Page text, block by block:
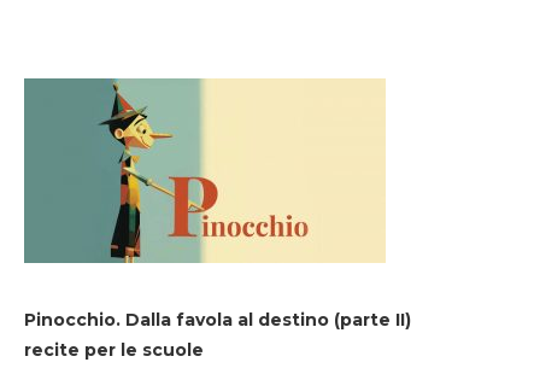
Pinocchio. Dalla favola al destino (parte II)
recite per le scuole